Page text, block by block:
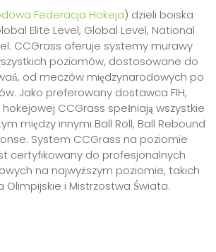
Federacja Hokeja) dzieli boiska
Elite Level, Global Level, National
CCGrass oferuje systemy murawy
poziomów, dostosowane do
od meczów międzynarodowych po
Jako preferowany dostawca FIH,
CCGrass spełniają wszystkie
między innymi Ball Roll, Ball Rebound
System CCGrass na poziomie
certyfikowany do profesjonalnych
na najwyższym poziomie, takich
Olimpijskie i Mistrzostwa Świata.